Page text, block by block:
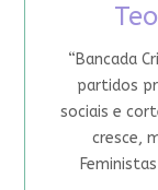
“Bancada
partidos
sociais e
cresce,